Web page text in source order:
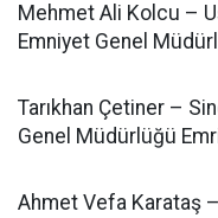
Mehmet Ali Kolcu –
Emniyet Genel
Tarıkhan Çetiner –
Genel Müdürlüğü
Ahmet Vefa Karataş